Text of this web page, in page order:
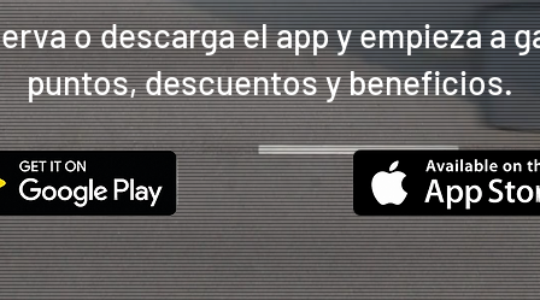
o descarga el app y empieza a
puntos, descuentos y beneficios.